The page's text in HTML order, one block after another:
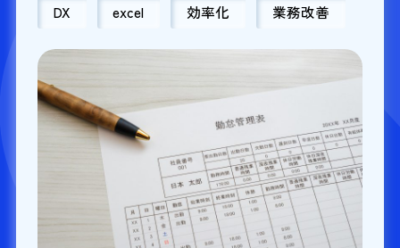
DX excel 効率化 業務改善